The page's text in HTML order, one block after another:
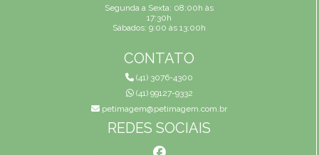
Segunda a Sexta: 08:00h às
17:30h
Sábados: 9:00 às 13:00h
CONTATO
(41) 3076-4300
(41) 99127-9332
petimagem@petimagem.com.br
REDES SOCIAIS